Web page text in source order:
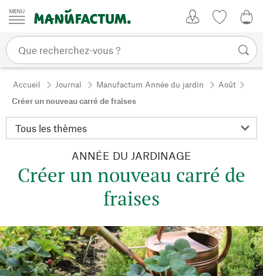
Passer au contenu
Accueil Journal Manufactum Année du jardin
Août
Créer un nouveau carré de fraises
ANNÉE DU JARDINAGE
Créer un nouveau carré de
fraises